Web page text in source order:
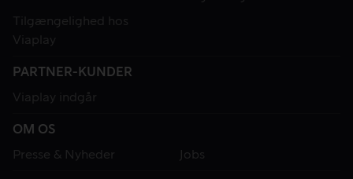
Tilgængelighed hos
Viaplay
PARTNER-KUNDER
Viaplay indgår
OM OS
Presse & Nyheder
Jobs